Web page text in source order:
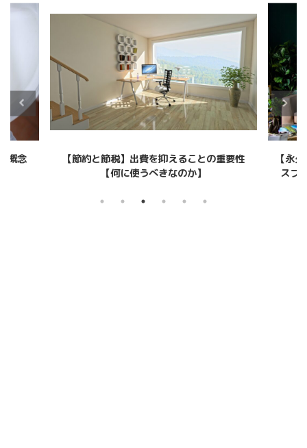
概念
【節約と節税】出費を抑えることの重要性
【何に使うべきなのか】
【永
スフ